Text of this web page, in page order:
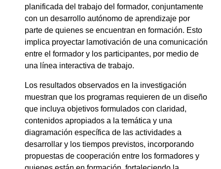
planificada del trabajo del formador, conjuntamente
con un desarrollo autónomo de aprendizaje por
parte de quienes se encuentran en formación. Esto
implica proyectar lamotivación de una comunicación
entre el formador y los participantes, por medio de
una línea interactiva de trabajo.
Los resultados observados en la investigación
muestran que los programas requieren de un diseño
que incluya objetivos formulados con claridad,
contenidos apropiados a la temática y una
diagramación específica de las actividades a
desarrollar y los tiempos previstos, incorporando
propuestas de cooperación entre los formadores y